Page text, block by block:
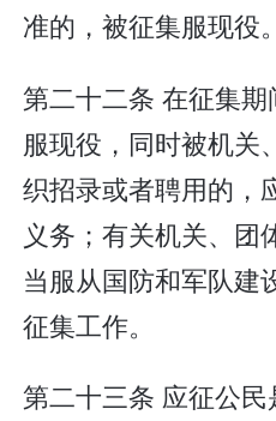
准的，被征集服现役。
第二十二条 在征集
服现役，同时被机关
织招录或者聘用的，
义务；有关机关、团
当服从国防和军队建
征集工作。
第二十三条 应征公